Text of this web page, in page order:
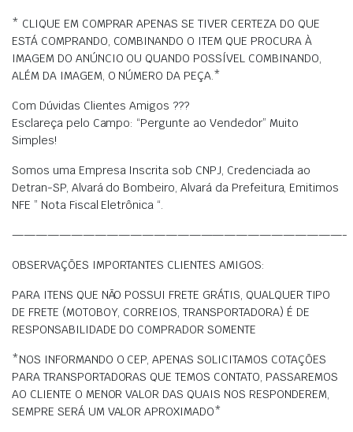
* CLIQUE EM COMPRAR APENAS SE TIVER CERTEZA DO QUE
ESTÁ COMPRANDO, COMBINANDO O ITEM QUE PROCURA À
IMAGEM DO ANÚNCIO OU QUANDO POSSÍVEL COMBINANDO,
ALÉM DA IMAGEM, O NÚMERO DA PEÇA.*
Com Dúvidas Clientes Amigos ???
Esclareça pelo Campo: “Pergunte ao Vendedor” Muito
Simples!
Somos uma Empresa Inscrita sob CNPJ, Credenciada ao
Detran-SP, Alvará do Bombeiro, Alvará da Prefeitura, Emitimos
NFE ” Nota Fiscal Eletrônica “.
————————————————————————————-
OBSERVAÇÕES IMPORTANTES CLIENTES AMIGOS:
PARA ITENS QUE NÃO POSSUI FRETE GRÁTIS, QUALQUER TIPO
DE FRETE (MOTOBOY, CORREIOS, TRANSPORTADORA) É DE
RESPONSABILIDADE DO COMPRADOR SOMENTE
*NOS INFORMANDO O CEP, APENAS SOLICITAMOS COTAÇÕES
PARA TRANSPORTADORAS QUE TEMOS CONTATO, PASSAREMOS
AO CLIENTE O MENOR VALOR DAS QUAIS NOS RESPONDEREM,
SEMPRE SERÁ UM VALOR APROXIMADO*